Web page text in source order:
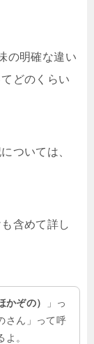
の明確な違い
どのくらい
ついては、
含めて詳し
かぞの）
」っ
さん」って呼
。